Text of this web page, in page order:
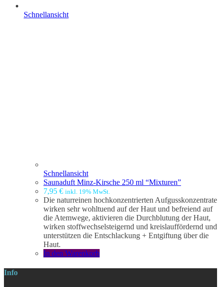
Schnellansicht
Schnellansicht
Saunaduft Minz-Kirsche 250 ml “Mixturen”
7,95 € inkl. 19% MwSt.
Die naturreinen hochkonzentrierten Aufgusskonzentrate
wirken sehr wohltuend auf der Haut und befreiend auf
die Atemwege, aktivieren die Durchblutung der Haut,
wirken stoffwechselsteigernd und kreislauffördernd und
unterstützen die Entschlackung + Entgiftung über die
Haut.
In den Warenkorb
Info